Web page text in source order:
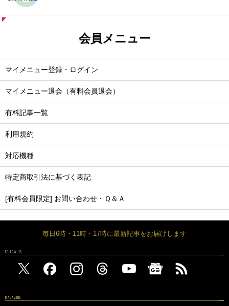
会員メニュー
マイメニュー登録・ログイン
マイメニュー退会（有料会員退会）
有料記事一覧
利用規約
対応機種
特定商取引法に基づく表記
[有料会員限定] お問い合わせ・Ｑ＆Ａ
毎日6時・11時・17時に最新記事をお届けします
FOLLOW US
MAGAZINE